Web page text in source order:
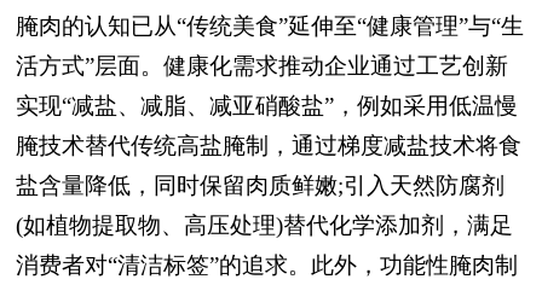
腌肉的认知已从“传统美食”延伸至“健康管理”与“生
活方式”层面。健康化需求推动企业通过工艺创新
实现“减盐、减脂、减亚硝酸盐”，例如采用低温慢
腌技术替代传统高盐腌制，通过梯度减盐技术将食
盐含量降低，同时保留肉质鲜嫩;引入天然防腐剂
(如植物提取物、高压处理)替代化学添加剂，满足
消费者对“清洁标签”的追求。此外，功能性腌肉制